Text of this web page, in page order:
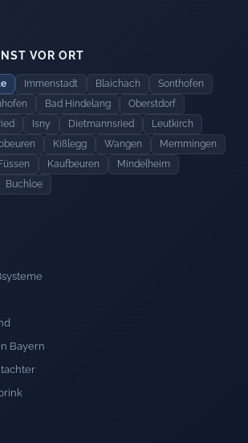
VOR ORT
Immenstadt Blaichach
Sonthofen
Bad Hindelang
Oberstdorf
Isny Dietmannsried
Leutkirch
Kißlegg Wangen
Memmingen
Füssen Kaufbeuren
Mindelheim
Buchloe
Bayern